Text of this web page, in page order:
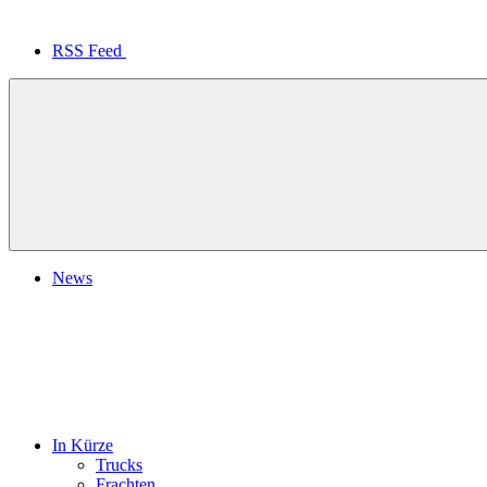
RSS Feed
News
In Kürze
Trucks